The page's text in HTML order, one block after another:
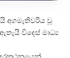
අගමැතිවරිය වූ
විදෙස් මාධ්‍ය